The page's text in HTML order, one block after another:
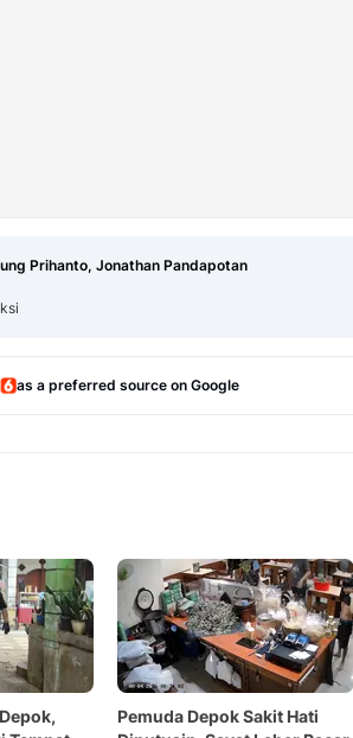
Prihanto, Jonathan Pandapotan
as a preferred source on Google
Pemuda Depok Sakit Hati